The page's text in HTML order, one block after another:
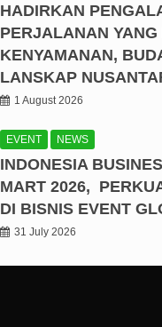
HADIRKAN
PERJALANAN
KENYAMANAN,
LANSKAP
1 August 2026
EVENT NEWS
INDONESIA
MART 2026,
DI BISNIS EVENT
31 July 2026